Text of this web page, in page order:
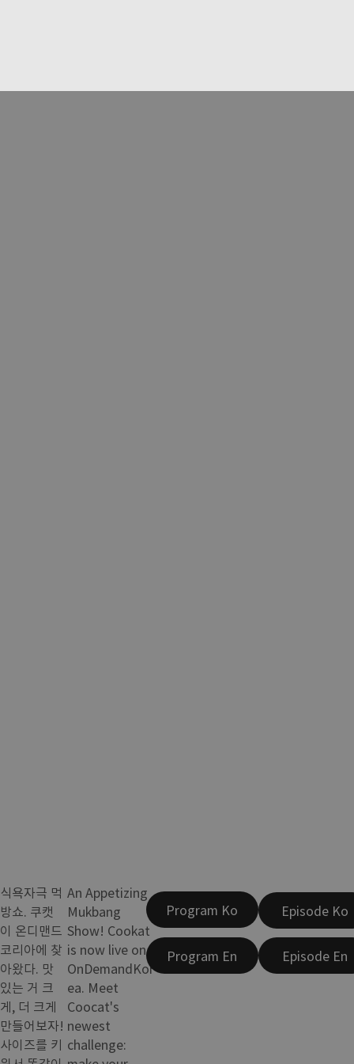
식욕자극 먹
방쇼. 쿠캣
이 온디맨드
코리아에 찾
아왔다. 맛
있는 거 크
게, 더 크게
만들어보자!
사이즈를 키
An Appetizing
Mukbang
Show! Cookat
is now live on
OnDemandKor
ea. Meet
Coocat's
newest
challenge:
Program Ko
Program En
Episode Ko
Episode En